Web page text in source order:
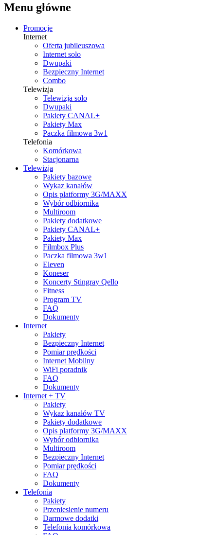
Menu główne
Promocje
Internet
Oferta jubileuszowa
Internet solo
Dwupaki
Bezpieczny Internet
Combo
Telewizja
Telewizja solo
Dwupaki
Pakiety CANAL+
Pakiety Max
Paczka filmowa 3w1
Telefonia
Komórkowa
Stacjonarna
Telewizja
Pakiety bazowe
Wykaz kanałów
Opis platformy 3G/MAXX
Wybór odbiornika
Multiroom
Pakiety dodatkowe
Pakiety CANAL+
Pakiety Max
Filmbox Plus
Paczka filmowa 3w1
Eleven
Koneser
Koncerty Stingray Qello
Fitness
Program TV
FAQ
Dokumenty
Internet
Pakiety
Bezpieczny Internet
Pomiar prędkości
Internet Mobilny
WiFi poradnik
FAQ
Dokumenty
Internet + TV
Pakiety
Wykaz kanałów TV
Pakiety dodatkowe
Opis platformy 3G/MAXX
Wybór odbiornika
Multiroom
Bezpieczny Internet
Pomiar prędkości
FAQ
Dokumenty
Telefonia
Pakiety
Przeniesienie numeru
Darmowe dodatki
Telefonia komórkowa